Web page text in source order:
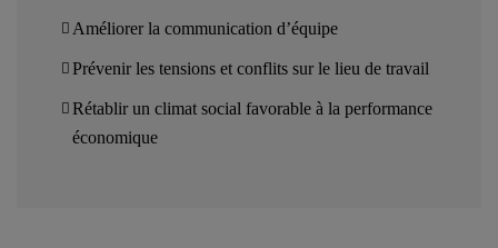
Améliorer la communication d’équipe
Prévenir les tensions et conflits sur le lieu de travail
Rétablir un climat social favorable à la performance
économique